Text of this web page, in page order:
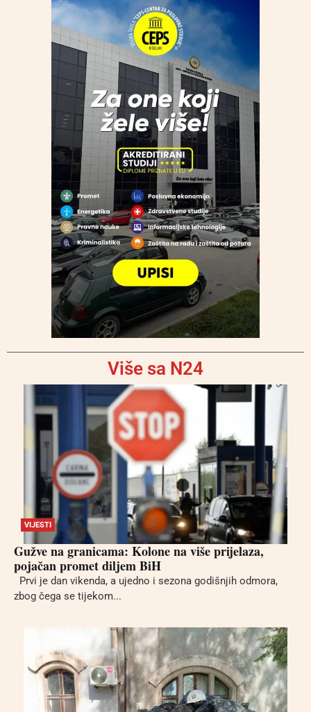
Više sa N24
VIJESTI
Gužve na granicama: Kolone na više prijelaza,
pojačan promet diljem BiH
Prvi je dan vikenda, a ujedno i sezona godišnjih odmora,
zbog čega se tijekom...